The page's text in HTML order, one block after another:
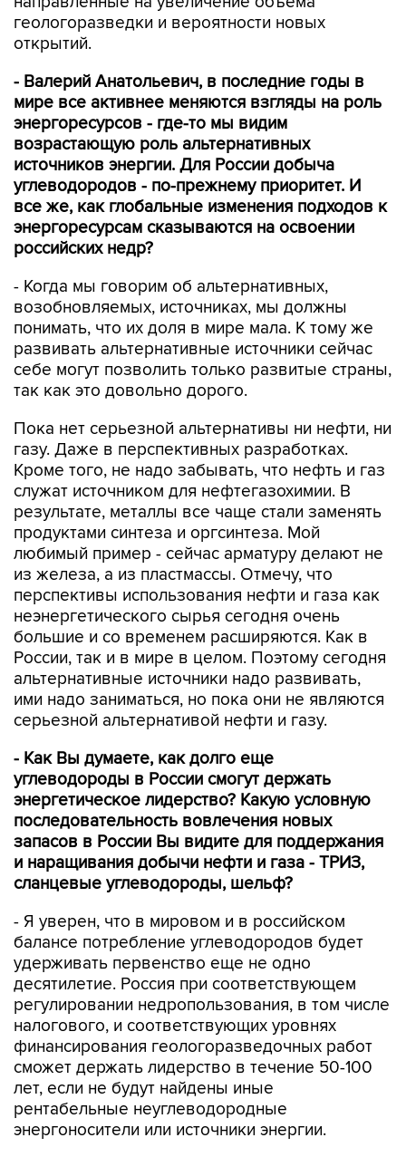
геологоразведки и вероятности новых
открытий.
- Валерий Анатольевич, в последние годы в
мире все активнее меняются взгляды на роль
энергоресурсов - где-то мы видим
возрастающую роль альтернативных
источников энергии. Для России добыча
углеводородов - по-прежнему приоритет. И
все же, как глобальные изменения подходов к
энергоресурсам сказываются на освоении
российских недр?
- Когда мы говорим об альтернативных,
возобновляемых, источниках, мы должны
понимать, что их доля в мире мала. К тому же
развивать альтернативные источники сейчас
себе могут позволить только развитые страны,
так как это довольно дорого.
Пока нет серьезной альтернативы ни нефти, ни
газу. Даже в перспективных разработках.
Кроме того, не надо забывать, что нефть и газ
служат источником для нефтегазохимии. В
результате, металлы все чаще стали заменять
продуктами синтеза и оргсинтеза. Мой
любимый пример - сейчас арматуру делают не
из железа, а из пластмассы. Отмечу, что
перспективы использования нефти и газа как
неэнергетического сырья сегодня очень
большие и со временем расширяются. Как в
России, так и в мире в целом. Поэтому сегодня
альтернативные источники надо развивать,
ими надо заниматься, но пока они не являются
серьезной альтернативой нефти и газу.
- Как Вы думаете, как долго еще
углеводороды в России смогут держать
энергетическое лидерство? Какую условную
последовательность вовлечения новых
запасов в России Вы видите для поддержания
и наращивания добычи нефти и газа - ТРИЗ,
сланцевые углеводороды, шельф?
- Я уверен, что в мировом и в российском
балансе потребление углеводородов будет
удерживать первенство еще не одно
десятилетие. Россия при соответствующем
регулировании недропользования, в том числе
налогового, и соответствующих уровнях
финансирования геологоразведочных работ
сможет держать лидерство в течение 50-100
лет, если не будут найдены иные
рентабельные неуглеводородные
энергоносители или источники энергии.